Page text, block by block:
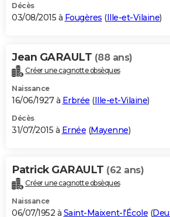
Décès
03/08/2015 à Fougères (Ille-et-Vilaine)
Jean GARAULT (88 ans)
Créer une cagnotte obsèques
Naissance
16/06/1927 à Erbrée (Ille-et-Vilaine)
Décès
31/07/2015 à Ernée (Mayenne)
Patrick GARAULT (62 ans)
Créer une cagnotte obsèques
Naissance
06/07/1952 à Saint-Maixent-l'École (